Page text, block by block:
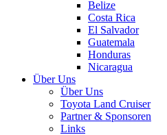
Belize
Costa Rica
El Salvador
Guatemala
Honduras
Nicaragua
Über Uns
Über Uns
Toyota Land Cruiser
Partner & Sponsoren
Links